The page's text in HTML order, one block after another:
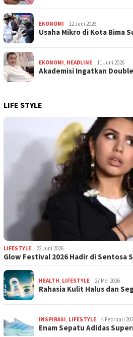
EKONOMI 12 Juni 2026
Usaha Mikro di Kota Bima
EKONOMI, HEADLINE 11 Juni 2026
Akademisi Ingatkan
LIFE STYLE
LIFESTYLE 22 Juni 2026
Glow Festival 2026 Hadir di Sentosa
HEALTH, LIFESTYLE 27 Mei 2026
Rahasia Kulit Halus dan
INSPIRASI, LIFESTYLE 4 Februari
Enam Sepatu Adidas